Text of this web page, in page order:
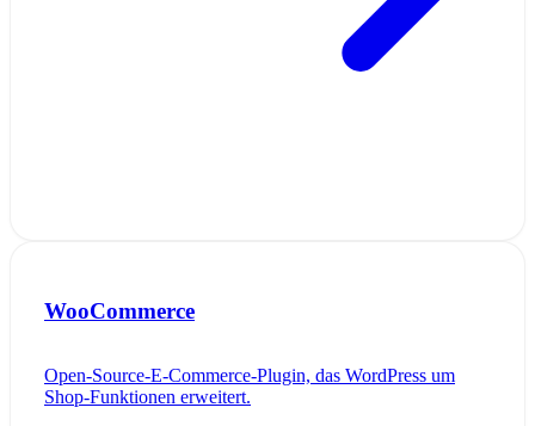
WooCommerce
Open-Source-E-Commerce-Plugin, das WordPress um
Shop-Funktionen erweitert.